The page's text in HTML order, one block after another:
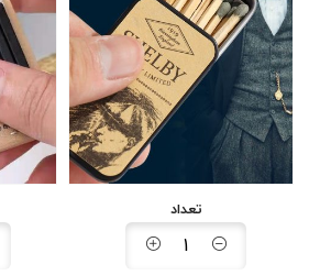
تعداد